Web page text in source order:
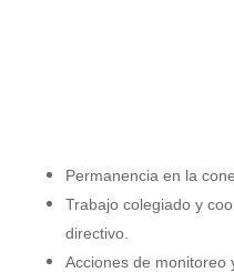
Permanencia en la
Trabajo colegiado y
directivo.
Acciones de monitoreo